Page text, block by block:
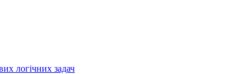
логічних задач